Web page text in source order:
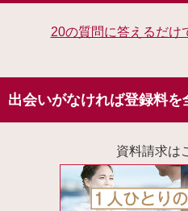
20の質問に答えるだけ
出会いがなければ登録料を
資料請求は